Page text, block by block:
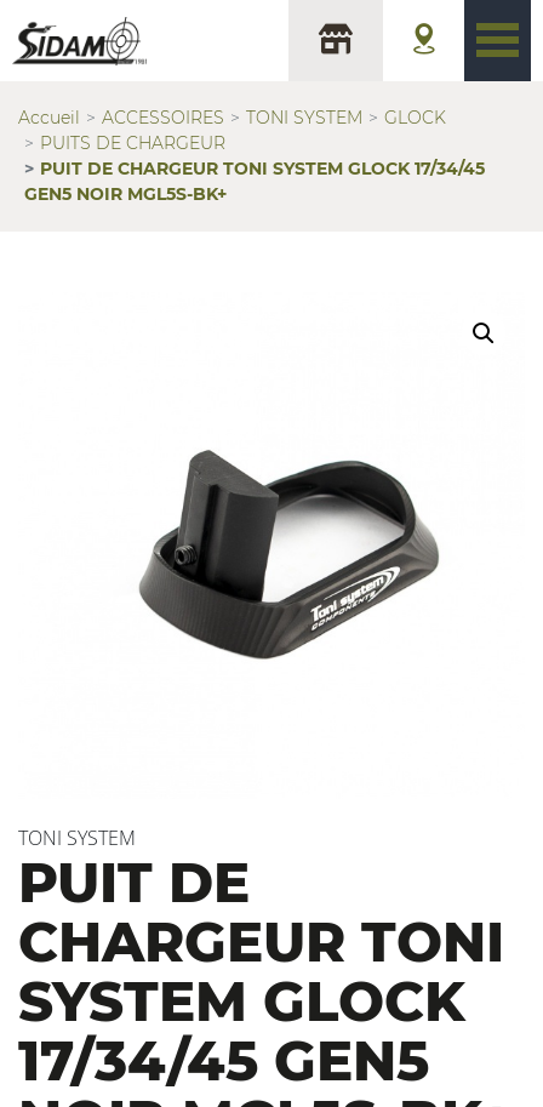
Accueil ACCESSOIRES TONI SYSTEM
GLOCK
PUITS DE CHARGEUR
PUIT DE CHARGEUR TONI SYSTEM GLOCK 17/34/45
GEN5 NOIR MGL5S-BK+
TONI SYSTEM
PUIT DE
CHARGEUR TONI
SYSTEM GLOCK
17/34/45 GEN5